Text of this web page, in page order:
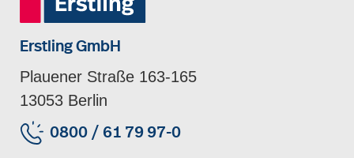
Erstling GmbH
Plauener Straße 163-165
13053 Berlin
0800 / 61 79 97-0